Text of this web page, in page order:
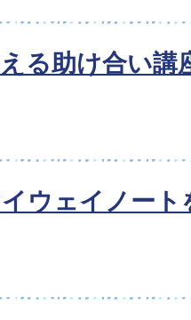
る助け合い講
ウェイノート